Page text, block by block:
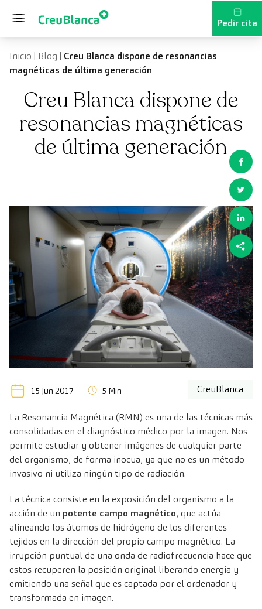
Pedir cita
Inicio | Blog | Creu Blanca dispone de resonancias
magnéticas de última generación
Creu Blanca dispone de
resonancias magnéticas
de última generación
15 Jun 2017 5 Min CreuBlanca
La Resonancia Magnética (RMN) es una de las técnicas más
consolidadas en el diagnóstico médico por la imagen. Nos
permite estudiar y obtener imágenes de cualquier parte
del organismo, de forma inocua, ya que no es un método
invasivo ni utiliza ningún tipo de radiación.
La técnica consiste en la exposición del organismo a la
acción de un potente campo magnético, que actúa
alineando los átomos de hidrógeno de los diferentes
tejidos en la dirección del propio campo magnético. La
irrupción puntual de una onda de radiofrecuencia hace que
estos recuperen la posición original liberando energía y
emitiendo una señal que es captada por el ordenador y
transformada en imagen.